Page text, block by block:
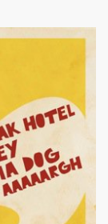
2021 a l
2021, au
TAYLOR et
2021
5 et 6 octobre
du